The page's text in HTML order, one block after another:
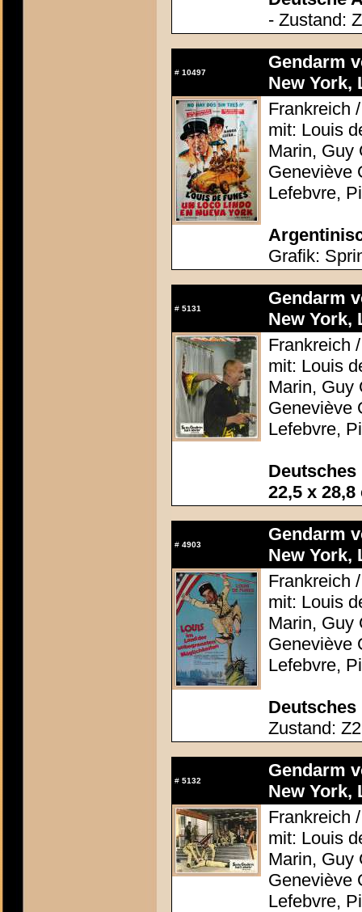
- Zustand:
# 10497
Gendarm
New York,
Frankreich
mit: Louis
Marin, Guy
Geneviève
Lefebvre,
Grafik:
# 5131
Gendarm
New York,
Frankreich
mit: Louis
Marin, Guy
Geneviève
Lefebvre,
22,5 x 28,8
# 4903
Gendarm
New York,
Frankreich
mit: Louis
Marin, Guy
Geneviève
Lefebvre,
Deutsches
Zustand:
# 5132
Gendarm
New York,
Frankreich
mit: Louis
Marin, Guy
Geneviève
Lefebvre,